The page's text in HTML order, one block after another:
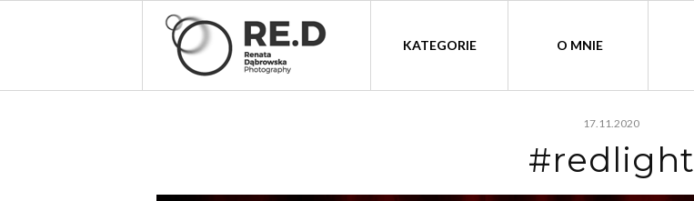
KATEGORIE O MNIE
17.11.2020
#redlight